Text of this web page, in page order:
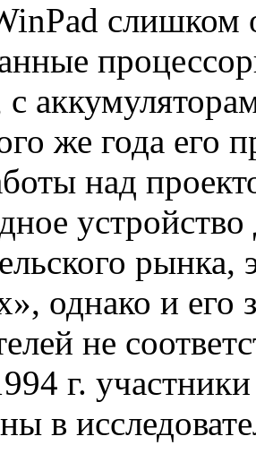
слишком
с
же года его
над
рынка,
однако и
не
г.
в